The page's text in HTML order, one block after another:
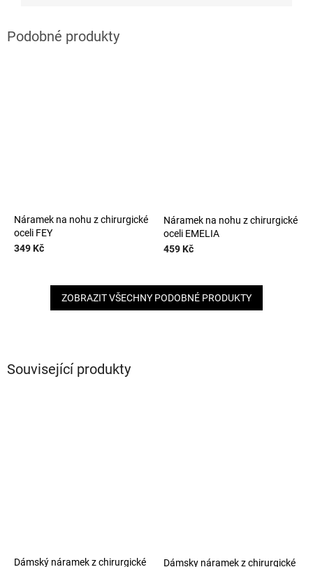
Související produkty
Dámský náramek z chirurgické
Dámsky náramek z chirurgické
Náramek na nohu z chirurgické
oceli FEY
349 Kč
Náramek na nohu z chirurgické
oceli EMELIA
459 Kč
ZOBRAZIT VŠECHNY PODOBNÉ PRODUKTY